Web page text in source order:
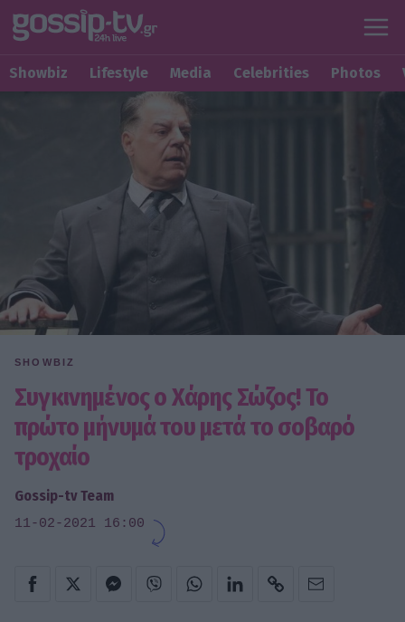
Showbiz Lifestyle Media Celebrities Photos
SHOWBIZ
Συγκινημένος ο Χάρης Σώζος! Το
πρώτο μήνυμά του μετά το σοβαρό
τροχαίο
Gossip-tv Team
11-02-2021 16:00